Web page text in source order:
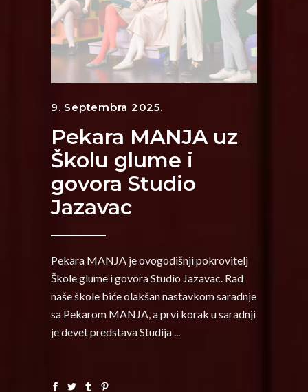
9. Septembra 2025.
Pekara MANJA uz
Školu glume i
govora Studio
Jazavac
Pekara MANJA je ovogodišnji pokrovitelj
Škole glume i govora Studio Jazavac. Rad
naše škole biće olakšan nastavkom saradnje
sa Pekarom MANJA, a prvi korak u saradnji
je devet predstava Studija